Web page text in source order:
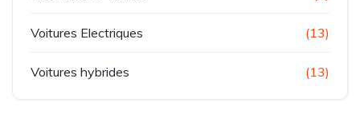
Voitures Electriques (13)
Voitures hybrides (13)